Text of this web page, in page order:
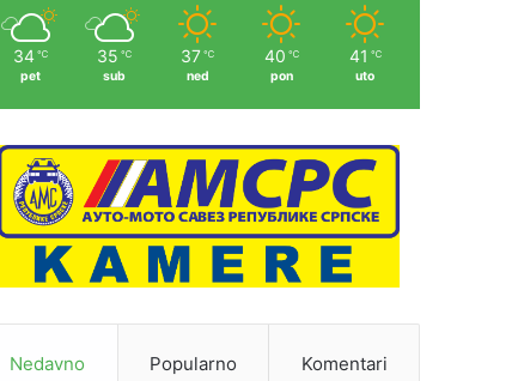
34 ℃
pet
35 ℃
sub
37 ℃
ned
40 ℃
pon
41 ℃
uto
Nedavno Popularno Komentari